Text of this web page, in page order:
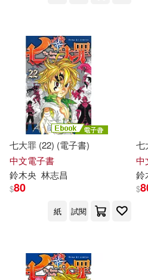
七大罪 (22) (電子書)
中文電子書
鈴木央 林志昌
$80
紙 試閱
七
中
鈴
$